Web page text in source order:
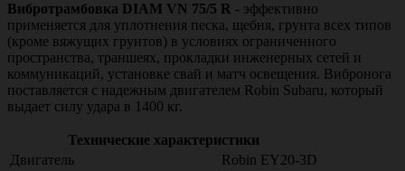
Вибротрамбовка DIAM VN 75/5 R - эффективно
применяется для уплотнения песка, щебня, грунта всех типов
(кроме вяжущих грунтов) в условиях ограниченного
пространства, траншеях, прокладки инженерных сетей и
коммуникаций, установке свай и матч освещения. Вибронога
поставляется с надежным двигателем Robin Subaru, который
выдает силу удара в 1400 кг.
Технические характеристики
Двигатель
Robin EY20-3D